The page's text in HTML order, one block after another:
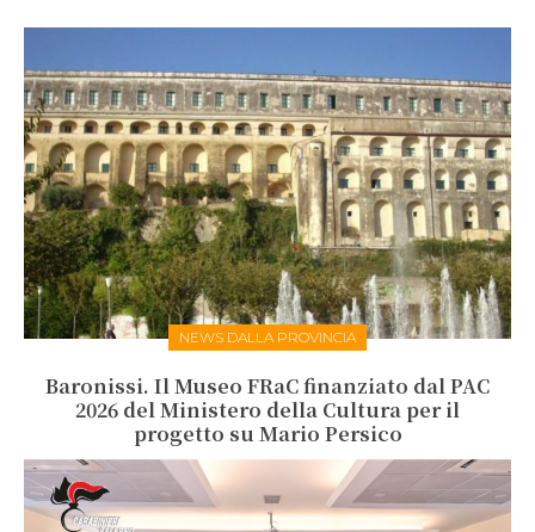
NEWS DALLA PROVINCIA
Baronissi. Il Museo FRaC finanziato dal PAC
2026 del Ministero della Cultura per il
progetto su Mario Persico